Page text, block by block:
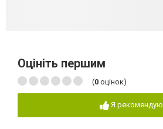
Оцініть першим
(0 оцінок)
Я рекомендую